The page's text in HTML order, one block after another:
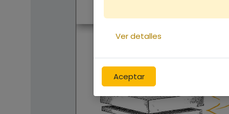
Aceptar
Ver detalles